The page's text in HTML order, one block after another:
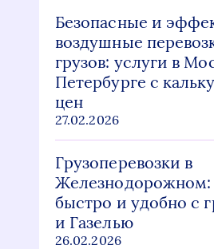
Безопасные и
воздушные
грузов: услуги в
Петербурге с
цен
27.02.2026
Грузоперевозки в
Железнодорожном:
быстро и удобно с
и Газелью
26.02.2026